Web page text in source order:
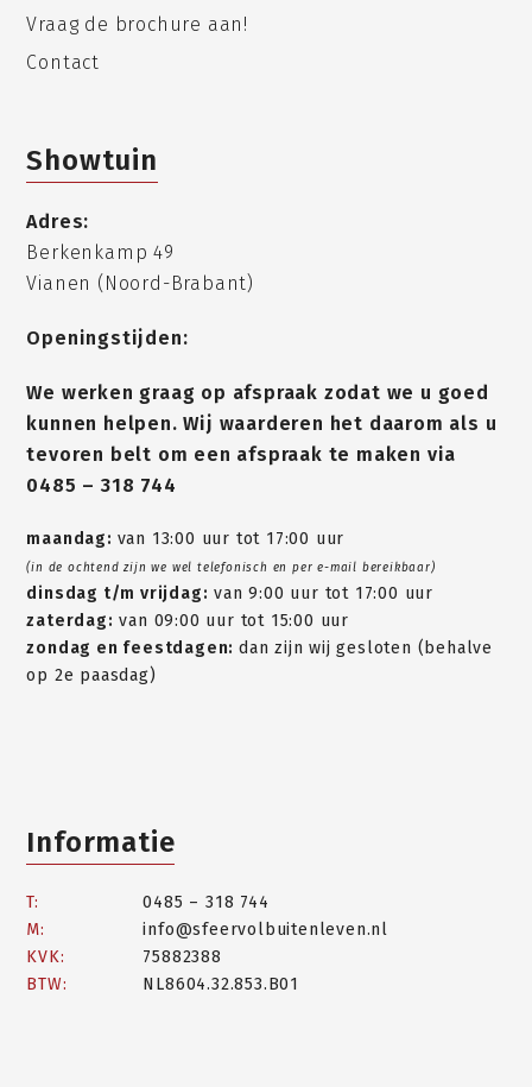
Vraag de brochure aan!
Contact
Showtuin
Adres:
Berkenkamp 49
Vianen (Noord-Brabant)
Openingstijden:
We werken graag op afspraak zodat we u goed
kunnen helpen. Wij waarderen het daarom als u
tevoren belt om een afspraak te maken via
0485 – 318 744
maandag: van 13:00 uur tot 17:00 uur
(in de ochtend zijn we wel telefonisch en per e-mail bereikbaar)
dinsdag t/m vrijdag: van 9:00 uur tot 17:00 uur
zaterdag: van 09:00 uur tot 15:00 uur
zondag en feestdagen:dan zijn wij gesloten (behalve
op 2e paasdag)
Informatie
T:
0485 – 318 744
M:
info@sfeervolbuitenleven.nl
KVK:
75882388
BTW:
NL8604.32.853.B01